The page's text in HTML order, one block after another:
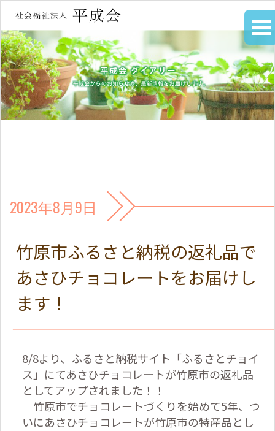
2023年8月9日
竹原市ふるさと納税の返礼品で
あさひチョコレートをお届けし
ます！
8/8より、ふるさと納税サイト「ふるさとチョイ
ス」にてあさひチョコレートが竹原市の返礼品
としてアップされました！！
竹原市でチョコレートづくりを始めて5年、つ
いにあさひチョコレートが竹原市の特産品とし